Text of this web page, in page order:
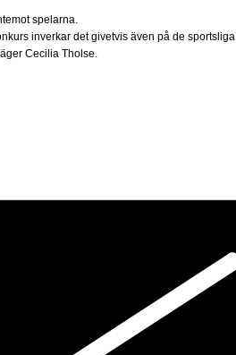
spelarna.
inverkar det givetvis även på de sportsliga
Cecilia Tholse.